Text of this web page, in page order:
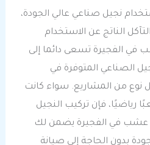
نجيل صناعي عالي الجودة،
الناتج عن الاستخدام
الفجيرة تسعى دائما إلى
الصناعي المتوفرة في
نوع من المشاريع. سواء كانت
رياضيًا، فإن تركيب النجيل
عشب في الفجيرة يضمن لك
بدون الحاجة إلى صيانة